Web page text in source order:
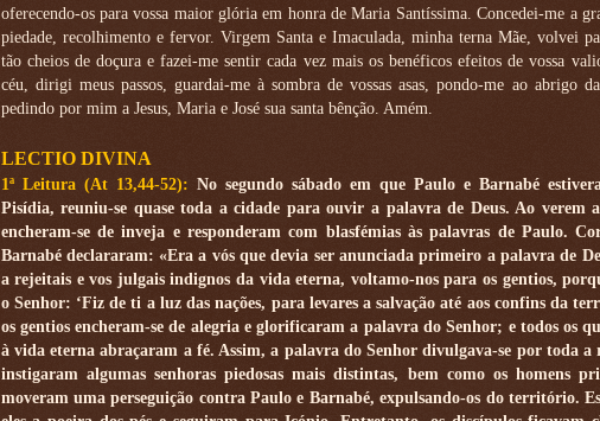
oferecendo-os para vossa maior glória em honra de Maria Santíssima. Concedei-me a
piedade, recolhimento e fervor. Virgem Santa e Imaculada, minha terna Mãe, volvei
tão cheios de doçura e fazei-me sentir cada vez mais os benéficos efeitos de vossa
céu, dirigi meus passos, guardai-me à sombra de vossas asas, pondo-me ao abrigo
pedindo por mim a Jesus, Maria e José sua santa bênção. Amém.
LECTIO DIVINA
1ª Leitura (At 13,44-52): No segundo sábado em que Paulo e Barnabé
Pisídia, reuniu-se quase toda a cidade para ouvir a palavra de Deus. Ao verem
encheram-se de inveja e responderam com blasfémias às palavras de Paulo.
Barnabé declararam: «Era a vós que devia ser anunciada primeiro a palavra de
a rejeitais e vos julgais indignos da vida eterna, voltamo-nos para os gentios,
o Senhor: ‘Fiz de ti a luz das nações, para levares a salvação até aos confins da
os gentios encheram-se de alegria e glorificaram a palavra do Senhor; e todos os
à vida eterna abraçaram a fé. Assim, a palavra do Senhor divulgava-se por toda a
instigaram algumas senhoras piedosas mais distintas, bem como os homens
moveram uma perseguição contra Paulo e Barnabé, expulsando-os do território.